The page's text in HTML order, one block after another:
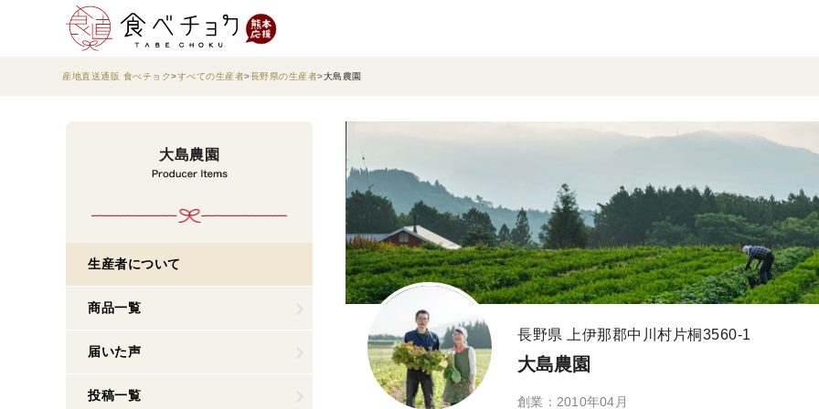
産地直送通販 食べチョク すべての生産者 長野県の生産者 大島農園
長野県 上伊那郡中川村片桐3560-1
大島農園
創業：2010年04月
大島農園
生産者について
商品一覧
届いた声
投稿一覧